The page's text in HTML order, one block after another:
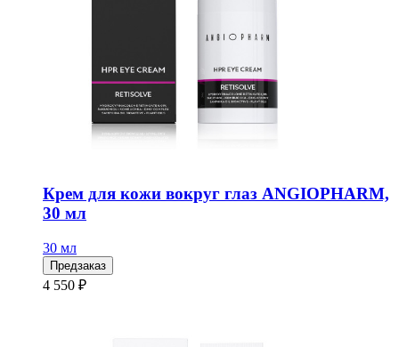
Крем для кожи вокруг глаз ANGIOPHARM,
30 мл
30 мл
Предзаказ
4 550 ₽